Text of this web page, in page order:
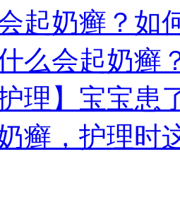
起奶癣？如
么会起奶癣
护理】宝宝患
癣，护理时